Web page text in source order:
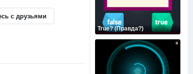
с друзьями
True? (Правда?)